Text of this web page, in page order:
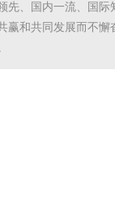
先、国内一流、国际
赢和共同发展而不懈